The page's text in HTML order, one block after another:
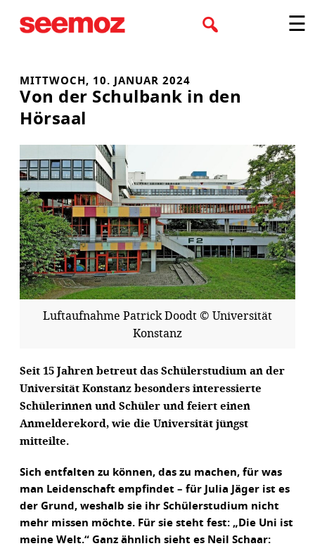
Inhalt
☰
MITTWOCH, 10. JANUAR 2024
Von der Schulbank in den
Hörsaal
Luftaufnahme Patrick Doodt © Universität
Konstanz
Seit 15 Jahren betreut das Schülerstudium an der
Universität Konstanz besonders interessierte
Schülerinnen und Schüler und feiert einen
Anmelderekord, wie die Universität jüngst
mitteilte.
Sich entfalten zu können, das zu machen, für was
man Leidenschaft empfindet – für Julia Jäger ist es
der Grund, weshalb sie ihr Schülerstudium nicht
mehr missen möchte. Für sie steht fest: „Die Uni ist
meine Welt.“ Ganz ähnlich sieht es Neil Schaar: